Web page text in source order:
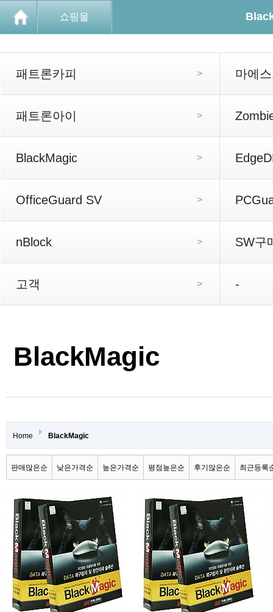
쇼핑몰
>
패트론카피 마에
>
패트론아이
>
BlackMagic
>
OfficeGuard SV
>
nBlock SW구
>
고객 -
BlackMagic
Home BlackMagic
판매많은순 낮은가격순 높은가격순 평점높은순 후기많은순 최근등록